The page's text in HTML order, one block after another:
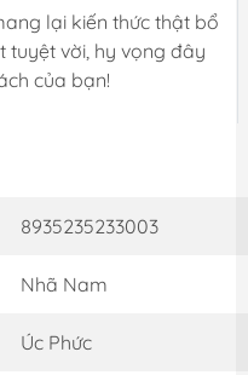
lại kiến thức thật bổ
tuyệt vời, hy vọng đây
của bạn!
8935235233003
Nhã Nam
Úc Phức